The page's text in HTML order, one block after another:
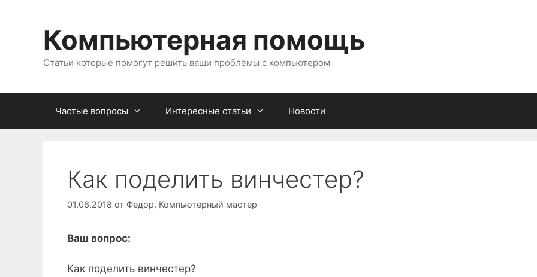
содержимомуКомпьютерная помощь
Статьи которые помогут решить ваши проблемы с компьютером
Частые вопросы Интересные статьи Новости
Как поделить винчестер?
01.06.2018 от Федор, Компьютерный мастер
Ваш вопрос:
Как поделить винчестер?